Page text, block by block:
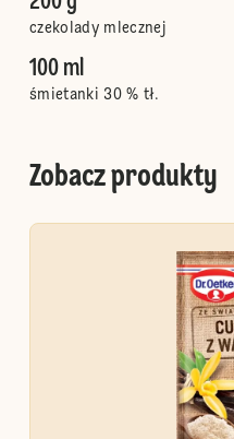
czekolady mlecznej
100 ml
śmietanki 30 % tł.
Zobacz produkty